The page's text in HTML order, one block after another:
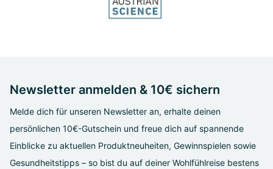
Newsletter anmelden & 10€ sichern
Melde dich für unseren Newsletter an, erhalte deinen
persönlichen 10€-Gutschein und freue dich auf spannende
Einblicke zu aktuellen Produktneuheiten, Gewinnspielen sowie
Gesundheitstipps – so bist du auf deiner Wohlfühlreise bestens